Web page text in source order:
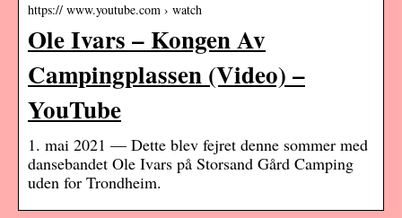
https:// www.youtube.com › watch
Ole Ivars – Kongen Av
Campingplassen (Video) –
YouTube
1. mai 2021 — Dette blev fejret denne sommer med
dansebandet Ole Ivars på Storsand Gård Camping
uden for Trondheim.